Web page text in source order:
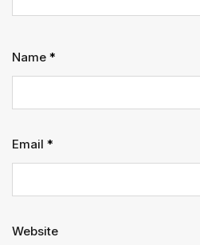
Name *
Email *
Website